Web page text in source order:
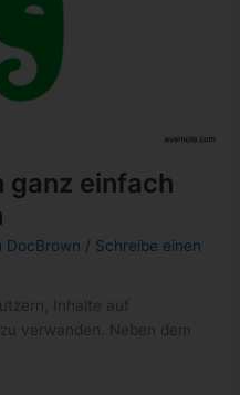
ganz einfach
DocBrown / Schreibe einen
Inhalte auf
verwanden. Neben dem